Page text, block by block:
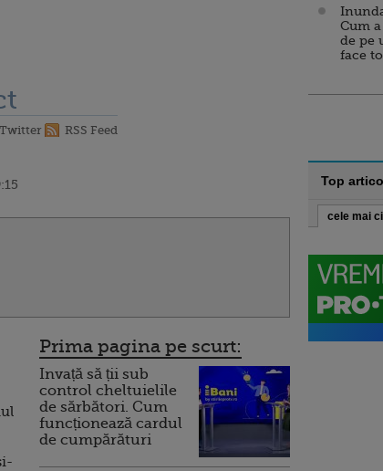
Twitter RSS Feed
Prima pagina pe scurt:
Invață să ții sub
control cheltuielile
de sărbători. Cum
funcționează cardul
de cumpărături
Cum
de pe
face
Top
cele mai